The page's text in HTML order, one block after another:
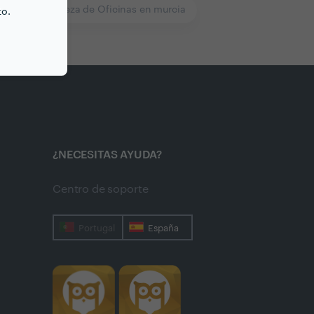
Limpieza de Oficinas en murcia
¿NECESITAS AYUDA?
Centro de soporte
Portugal España